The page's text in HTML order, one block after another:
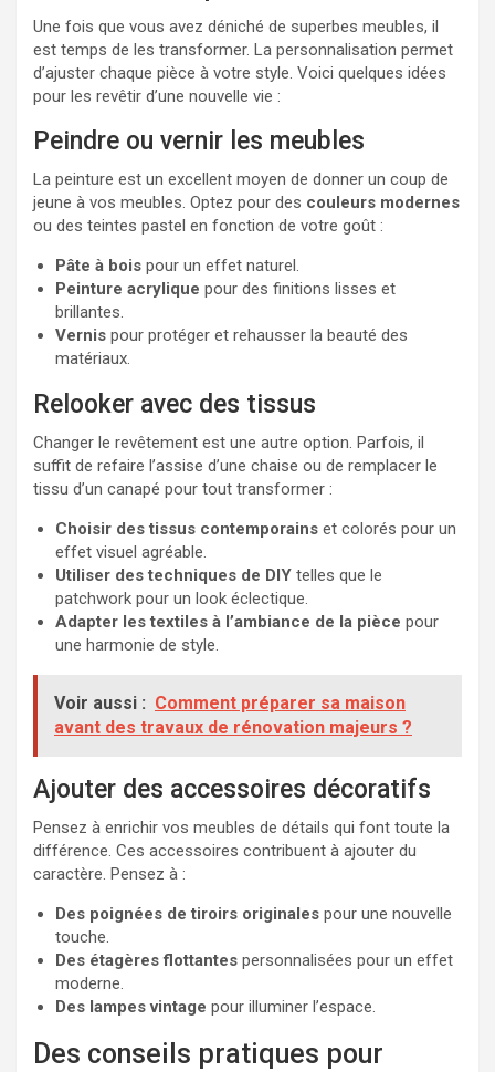
Une fois que vous avez déniché de superbes meubles, il
est temps de les transformer. La personnalisation permet
d’ajuster chaque pièce à votre style. Voici quelques idées
pour les revêtir d’une nouvelle vie :
Peindre ou vernir les meubles
La peinture est un excellent moyen de donner un coup de
jeune à vos meubles. Optez pour des couleurs modernes
ou des teintes pastel en fonction de votre goût :
Pâte à bois pour un effet naturel.
Peinture acrylique pour des finitions lisses et
brillantes.
Vernis pour protéger et rehausser la beauté des
matériaux.
Relooker avec des tissus
Changer le revêtement est une autre option. Parfois, il
suffit de refaire l’assise d’une chaise ou de remplacer le
tissu d’un canapé pour tout transformer :
Choisir des tissus contemporains et colorés pour un
effet visuel agréable.
Utiliser des techniques de DIY telles que le
patchwork pour un look éclectique.
Adapter les textiles à l’ambiance de la pièce pour
une harmonie de style.
Voir aussi : Comment préparer sa maison
avant des travaux de rénovation majeurs ?
Ajouter des accessoires décoratifs
Pensez à enrichir vos meubles de détails qui font toute la
différence. Ces accessoires contribuent à ajouter du
caractère. Pensez à :
Des poignées de tiroirs originales pour une nouvelle
touche.
Des étagères flottantes personnalisées pour un effet
moderne.
Des lampes vintage pour illuminer l’espace.
Des conseils pratiques pour